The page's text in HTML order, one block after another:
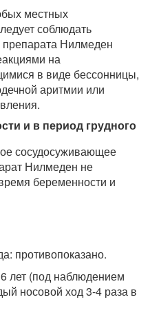
местных
соблюдать
препарата Нилмеден
на
в виде бессонницы,
аритмии или
и в период грудного
сосудосуживающее
Нилмеден не
беременности и
противопоказано.
лет (под наблюдением
носовой ход 3-4 раза в